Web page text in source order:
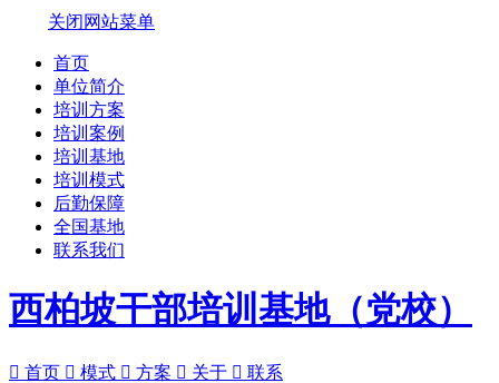
关闭网站菜单
首页
单位简介
培训方案
培训案例
培训基地
培训模式
后勤保障
全国基地
联系我们
西柏坡干部培训基地（党校）
 首页  模式  方案  关于  联系